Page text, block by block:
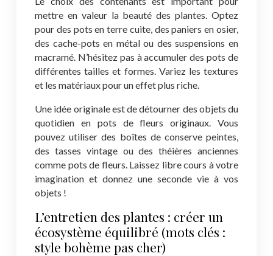
mettre en valeur la beauté des plantes. Optez
pour des pots en terre cuite, des paniers en osier,
des cache-pots en métal ou des suspensions en
macramé. N’hésitez pas à accumuler des pots de
différentes tailles et formes. Variez les textures
et les matériaux pour un effet plus riche.
Une idée originale est de détourner des objets du
quotidien en pots de fleurs originaux. Vous
pouvez utiliser des boîtes de conserve peintes,
des tasses vintage ou des théières anciennes
comme pots de fleurs. Laissez libre cours à votre
imagination et donnez une seconde vie à vos
objets !
L’entretien des plantes : créer un
écosystème équilibré (mots clés :
style bohème pas cher)